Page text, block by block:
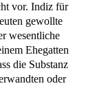
vor. Indiz für
gewollte
wesentliche
Ehegatten
die Substanz
oder